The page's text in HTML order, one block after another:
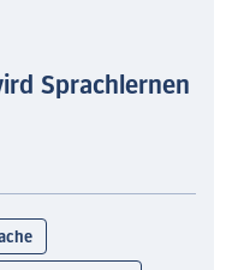
Sprachlernen